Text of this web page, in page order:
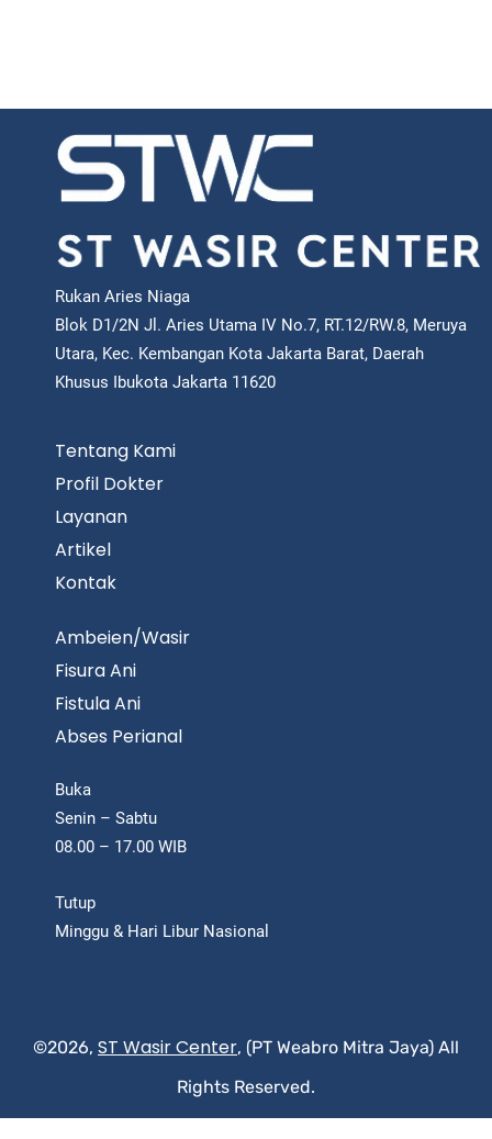
Rukan Aries Niaga
Blok D1/2N Jl. Aries Utama IV No.7, RT.12/RW.8, Meruya
Utara, Kec. Kembangan Kota Jakarta Barat, Daerah
Khusus Ibukota Jakarta 11620
Tentang Kami
Profil Dokter
Layanan
Artikel
Kontak
Ambeien/Wasir
Fisura Ani
Fistula Ani
Abses Perianal
Buka
Senin – Sabtu
08.00 – 17.00 WIB
Tutup
Minggu & Hari Libur Nasional
©2026, ST Wasir Center, (PT Weabro Mitra Jaya) All
Rights Reserved.